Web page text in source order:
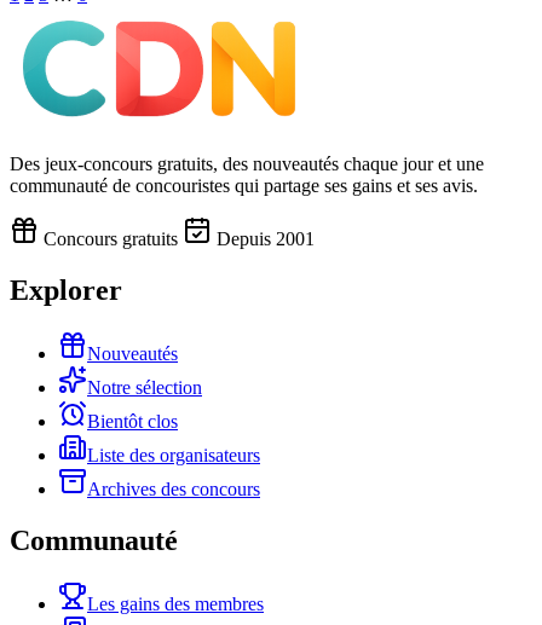
Des jeux-concours gratuits, des nouveautés chaque jour et une
communauté de concouristes qui partage ses gains et ses avis.
Concours gratuits Depuis 2001
Explorer
Nouveautés
Notre sélection
Bientôt clos
Liste des organisateurs
Archives des concours
Communauté
Les gains des membres